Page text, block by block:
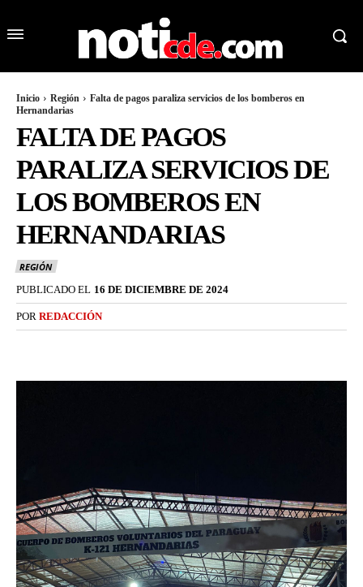
Inicio Región
Falta de pagos paraliza servicios de los bomberos en
Hernandarias
FALTA DE PAGOS
PARALIZA SERVICIOS DE
LOS BOMBEROS EN
HERNANDARIAS
REGIÓN
PUBLICADO EL 16 DE DICIEMBRE DE 2024
POR REDACCIÓN